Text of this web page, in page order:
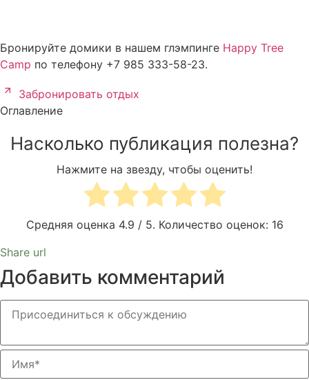
Бронируйте домики в нашем глэмпинге Happy Tree
Camp по телефону +7 985 333-58-23.
Забронировать отдых
Оглавление
Насколько публикация полезна?
Нажмите на звезду, чтобы оценить!
Средняя оценка 4.9 / 5. Количество оценок: 16
Share url
Добавить комментарий